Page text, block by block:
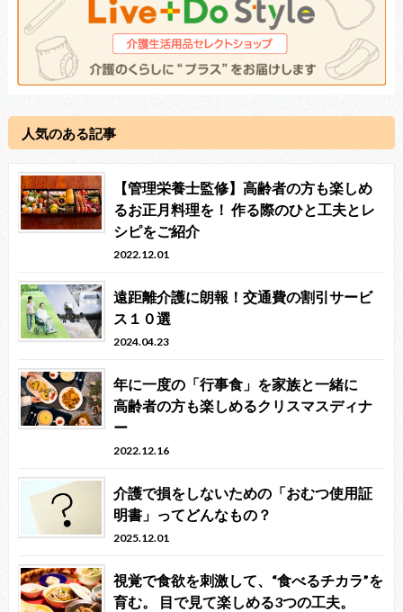
人気のある記事
【管理栄養士監修】高齢者の方も楽しめ
るお正月料理を！ 作る際のひと工夫とレ
シピをご紹介
2022.12.01
遠距離介護に朗報！交通費の割引サービ
ス１０選
2024.04.23
年に一度の「行事食」を家族と一緒に
高齢者の方も楽しめるクリスマスディナ
ー
2022.12.16
介護で損をしないための「おむつ使用証
明書」ってどんなもの？
2025.12.01
視覚で食欲を刺激して、“食べるチカラ”を
育む。 目で見て楽しめる3つの工夫。